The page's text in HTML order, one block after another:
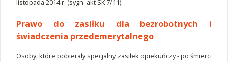
listopada 2014 r. (sygn. akt SK 7/11).
Prawo do zasiłku dla bezrobotnych i
świadczenia przedemerytalnego
Osoby, które pobierały specjalny zasiłek opiekuńczy - po śmierci